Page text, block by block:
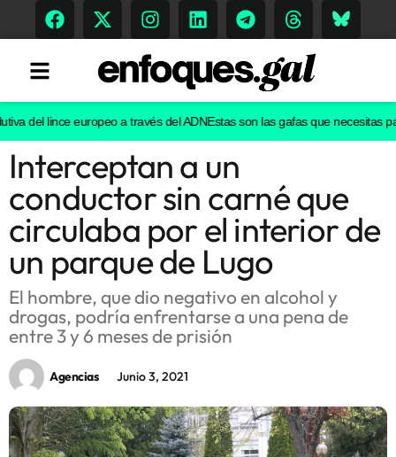
Tendencias
Memoria Histórica
Gastronomía
Escenarios
Innova
del lince europeo a través del ADNEstas son las gafas que necesitas
Interceptan a un
conductor sin carné que
circulaba por el interior de
un parque de Lugo
El hombre, que dio negativo en alcohol y
drogas, podría enfrentarse a una pena de
entre 3 y 6 meses de prisión
Agencias Junio 3, 2021